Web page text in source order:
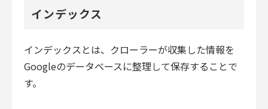
インデックス
インデックスとは、クローラーが収集した情報を
Googleのデータベースに整理して保存することで
す。